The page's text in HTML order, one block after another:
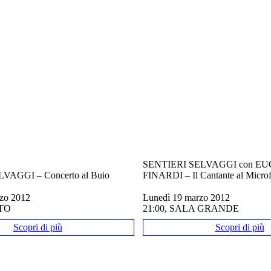
– Concerto al Buio
2012
Scopri di più
SENTIERI SELVAGGI con
FINARDI – Il Cantante al
lunedì 19 marzo 2012
21:00, SALA GRANDE
Scopri di più